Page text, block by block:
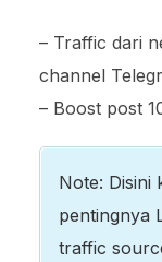
– Traffic dari
channel
– Boost post
Note: Disini
pentingnya
traffic